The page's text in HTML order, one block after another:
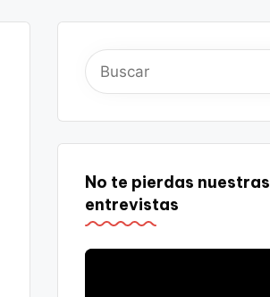
No te pierdas nuestras
entrevistas